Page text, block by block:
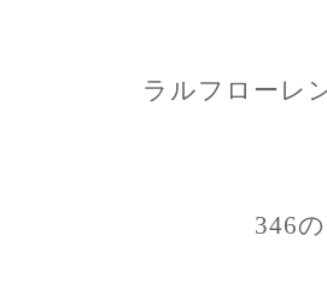
ラルフローレ
346